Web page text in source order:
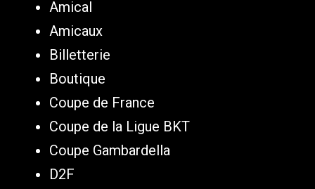
Amical
Amicaux
Billetterie
Boutique
Coupe de France
Coupe de la Ligue BKT
Coupe Gambardella
D2F